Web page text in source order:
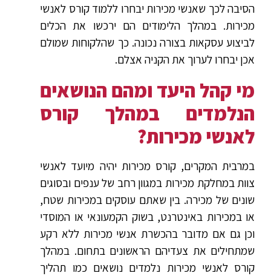
הסיבה לכך שאנשי מכירות יבחרו ללמוד קורס לאנשי
מכירות. במהלך הלימודים הם ירכשו את הכלים
לביצוע עסקאות בצורה נכונה. כך שהלקוחות שמולם
אכן יבחרו לערוך את הקניה אצלם.
מי קהל היעד ומהם הנושאים
הנלמדים במהלך קורס
לאנשי מכירות?
במרבית המקרים, קורס מכירות יהיה מיועד לאנשי
צוות במחלקת מכירות במגוון רחב של ענפים ובסוגים
שונים של מכירה. בין שאתם עוסקים במכירות שטח,
או במכירות באינטרנט, בשוק הקמעונאי או המוסדי
וכן גם אם מדובר בהכשרת אנשי מכירות ללא רקע
שמתחילים את צעדיהם הראשונים בתחום. במהלך
קורס לאנשי מכירות נלמדים נושאים כמו תהליך